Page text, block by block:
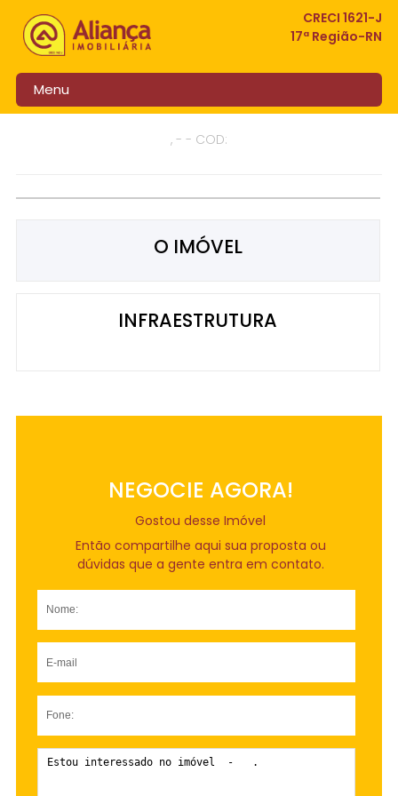
CRECI 1621-J
17ª Região-RN
Menu
, - - COD:
O IMÓVEL
INFRAESTRUTURA
NEGOCIE AGORA!
Gostou desse Imóvel
Então compartilhe aqui sua proposta ou
dúvidas que a gente entra em contato.